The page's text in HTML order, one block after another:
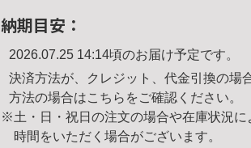
納期目安：
2026.07.25 14:14頃のお届け予定です。
決済方法が、クレジット、代金引換の場
方法の場合はこちら をご確認ください。
※土・日・祝日の注文の場合や在庫状況に
時間をいただく場合がございます。